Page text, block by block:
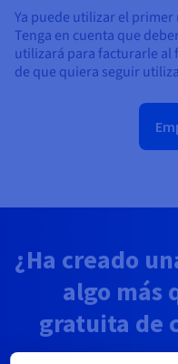
Ya puede utilizar el
Tenga en cuenta que
utilizará para facturarle al
de que quiera seguir
¿Ha creado
algo más
gratuita de